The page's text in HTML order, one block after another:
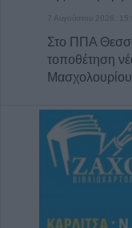
7 Αυγούστου 2026,
Στο ΠΠΑ
τοποθέτηση
Μασχολουρίου
Αρείου Πάγου
από το
τηλεφωνικών